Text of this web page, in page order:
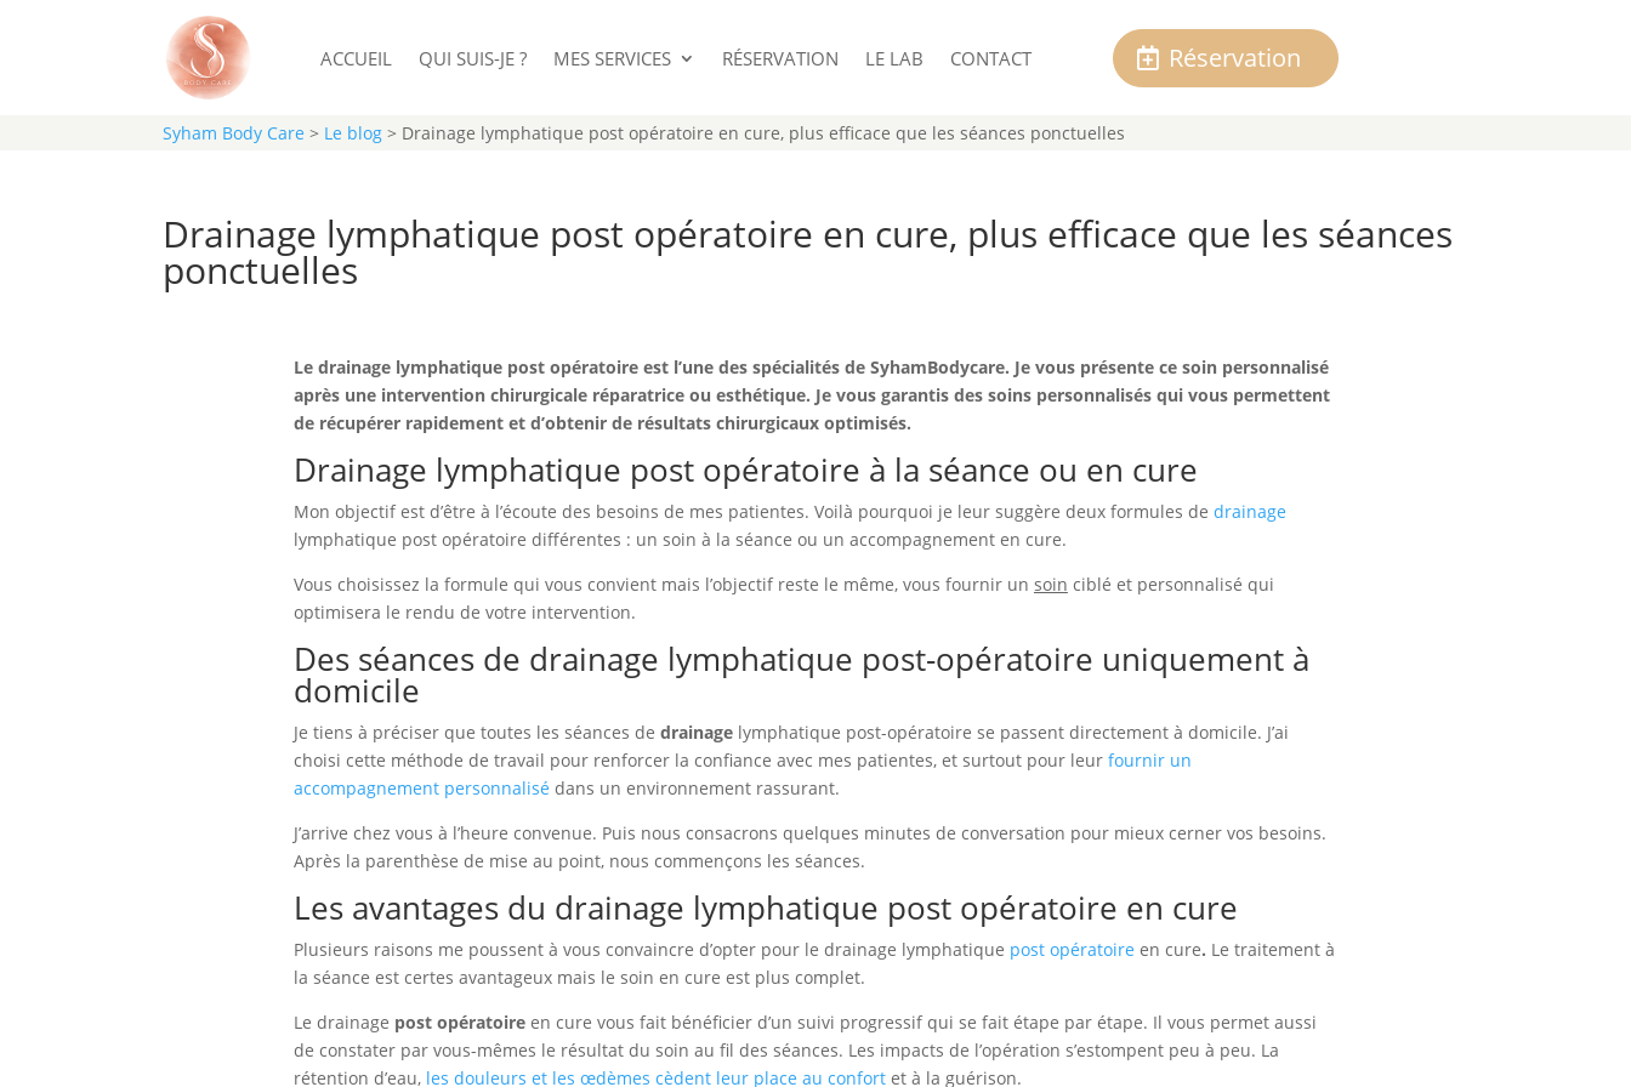
ACCUEIL QUI SUIS-JE ? MES SERVICES RÉSERVATION LE LAB CONTACT Réservation
Syham Body Care > Le blog > Drainage lymphatique post opératoire en cure, plus efficace que les séances ponctuelles
Drainage lymphatique post opératoire en cure, plus efficace que les séances
ponctuelles
Le drainage lymphatique post opératoire est l’une des spécialités de SyhamBodycare. Je vous présente ce soin personnalisé
après une intervention chirurgicale réparatrice ou esthétique. Je vous garantis des soins personnalisés qui vous permettent
de récupérer rapidement et d’obtenir de résultats chirurgicaux optimisés.
Drainage lymphatique post opératoire à la séance ou en cure
Mon objectif est d’être à l’écoute des besoins de mes patientes. Voilà pourquoi je leur suggère deux formules de drainage
lymphatique post opératoire différentes : un soin à la séance ou un accompagnement en cure.
Vous choisissez la formule qui vous convient mais l’objectif reste le même, vous fournir un soin ciblé et personnalisé qui
optimisera le rendu de votre intervention.
Des séances de drainage lymphatique post-opératoire uniquement à
domicile
Je tiens à préciser que toutes les séances de drainage lymphatique post-opératoire se passent directement à domicile. J’ai
choisi cette méthode de travail pour renforcer la confiance avec mes patientes, et surtout pour leur fournir un
accompagnement personnalisé dans un environnement rassurant.
J’arrive chez vous à l’heure convenue. Puis nous consacrons quelques minutes de conversation pour mieux cerner vos besoins.
Après la parenthèse de mise au point, nous commençons les séances.
Les avantages du drainage lymphatique post opératoire en cure
Plusieurs raisons me poussent à vous convaincre d’opter pour le drainage lymphatique post opératoire en cure. Le traitement à
la séance est certes avantageux mais le soin en cure est plus complet.
Le drainage post opératoireen cure vous fait bénéficier d’un suivi progressif qui se fait étape par étape. Il vous permet aussi
de constater par vous-mêmes le résultat du soin au fil des séances. Les impacts de l’opération s’estompent peu à peu. La
rétention d’eau, les douleurs et les œdèmes cèdent leur place au confortet à la guérison.